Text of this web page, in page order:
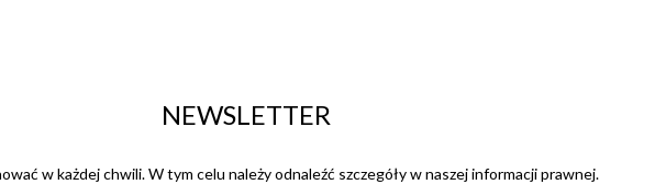
NEWSLETTER
w każdej chwili. W tym celu należy odnaleźć szczegóły w naszej informacji prawnej.